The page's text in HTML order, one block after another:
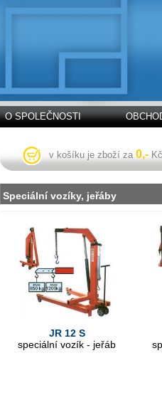
O SPOLEČNOSTI
v košíku je zboží za 0,- Kč
Speciální vozíky, jeřáby
JR 12 S
speciální vozík - jeřáb